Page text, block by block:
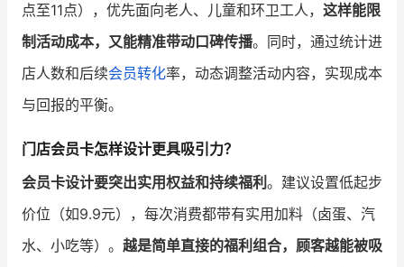
点至11点），优先面向老人、儿童和环卫工人， 这样能限
制活动成本，又能精准带动口碑传播。同时，通过统计进
店人数和后续会员转化率，动态调整活动内容，实现成本
与回报的平衡。
门店会员卡怎样设计更具吸引力？
会员卡设计要突出实用权益和持续福利 。建议设置低起步
价位（如9.9元），每次消费都带有实用加料（卤蛋、汽
水、小吃等）。 越是简单直接的福利组合，顾客越能被吸